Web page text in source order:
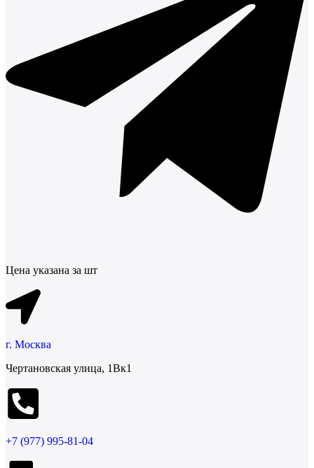
Цена указана за шт
г. Москва
Чертановская улица, 1Вк1
+7 (977) 995-81-04